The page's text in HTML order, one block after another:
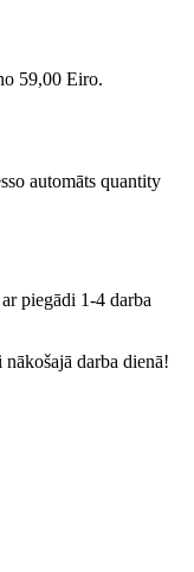
59,00 Eiro.
automāts quantity
piegādi 1-4 darba
darba dienā!